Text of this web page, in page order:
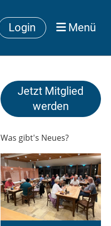
Login Menü
Jetzt Mitglied
werden
Was gibt's Neues?